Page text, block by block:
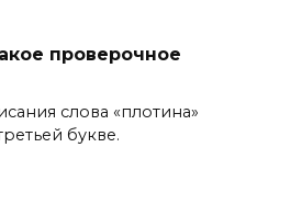
проверочное
слова «плотина»
букве.